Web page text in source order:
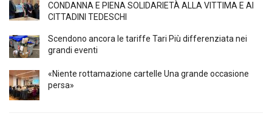
CONDANNA E PIENA SOLIDARIETÀ ALLA VITTIMA E AI
CITTADINI TEDESCHI
Scendono ancora le tariffe Tari Più differenziata nei
grandi eventi
«Niente rottamazione cartelle Una grande occasione
persa»